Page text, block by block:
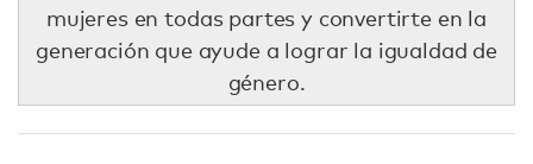
mujeres en todas partes y convertirte en la
generación que ayude a lograr la igualdad de
género.